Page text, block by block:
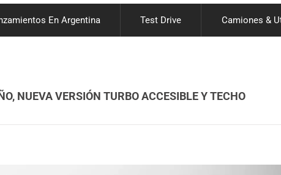
En Argentina Test Drive Camiones &
NUEVA VERSIÓN TURBO ACCESIBLE Y TECHO